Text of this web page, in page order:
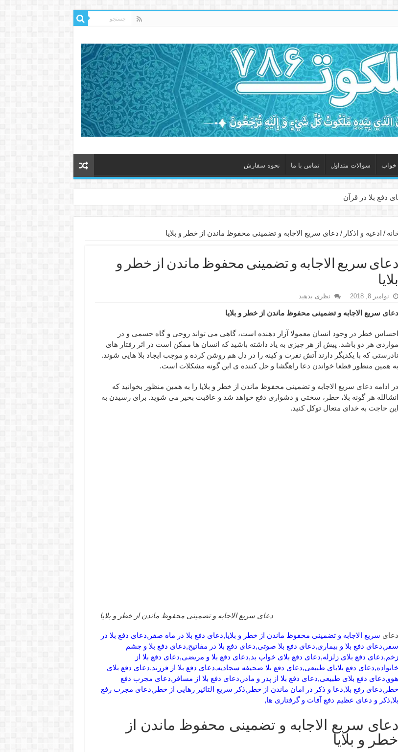
خواب سوالات متداول تماس با ما نحوه سفارش
دفع بلا در قرآن
طرف مقابل از راه دور
رفع حوادث بد روزانه
ذکرها برای برآوردن حاجات
مالی و برکت در کار
روایی و رفع مشکلات
برکات سوره تکاثر
بدن و قدرت بازو
ایمنی از سوختن
/ ادعيه و اذكار / دعای سریع الاجابه و تضمینی محفوظ ماندن از خطر و بلایا
دعای سریع الاجابه و تضمینی محفوظ ماندن از خطر و
بلایا
نوامبر 8, 2018 نظری بدهید
دعای سریع الاجابه و تضمینی محفوظ ماندن از خطر و بلایا
احساس خطر در وجود انسان معمولا آزار دهنده است، گاهی می تواند روحی و گاه جسمی و در
مواردی هر دو باشد. پیش از هر چیزی به یاد داشته باشید که انسان ها ممکن است در اثر رفتار های
نادرستی که با یکدیگر دارند آتش نفرت و کینه را در دل هم روشن کرده و موجب ایجاد بلا هایی شوند.
به همین منظور قطعا خواندن دعا راهگشا و حل کننده ی این گونه مشکلات است.
در ادامه دعای سریع الاجابه و تضمینی محفوظ ماندن از خطر و بلایا را به همین منظور بخوانید که
انشالله هر گونه بلا، خطر، سختی و دشواری دفع خواهد شد و عاقبت بخیر می شوید. برای رسیدن به
این حاجت به خدای متعال توکل کنید.
دعای سریع الاجابه و تضمینی محفوظ ماندن از خطر و بلایا
دعای سریع الاجابه و تضمینی محفوظ ماندن از خطر و بلایا,دعای دفع بلا در ماه صفر,دعای دفع بلا در
سفر,دعای دفع بلا و بیماری,دعای دفع بلا صوتی,دعای دفع بلا در مفاتیح,دعای دفع بلا و چشم
زخم,دعای دفع بلای زلزله,دعای دفع بلای خواب بد,دعای دفع بلا و مریضی,دعای دفع بلا از
خانواده,دعای دفع بلایای طبیعی,دعای دفع بلا صحیفه سجادیه,دعای دفع بلا از فرزند,دعای دفع بلای
هوو,دعای دفع بلای طبیعی,دعای دفع بلا از پدر و مادر,دعای دفع بلا از مسافر,دعای مجرب دفع
خطر,دعای رفع بلا,دعا و ذکر در امان ماندن از خطر,ذکر سریع التاثیر رهایی از خطر,دعای مجرب رفع
بلا,ذکر و دعای عظیم دفع آفات و گرفتاری ها,
دعای سریع الاجابه و تضمینی محفوظ ماندن از
خطر و بلایا